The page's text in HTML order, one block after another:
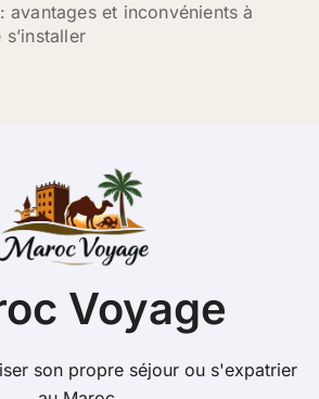
avantages et inconvénients à
Voyage
son propre séjour ou s'expatrier